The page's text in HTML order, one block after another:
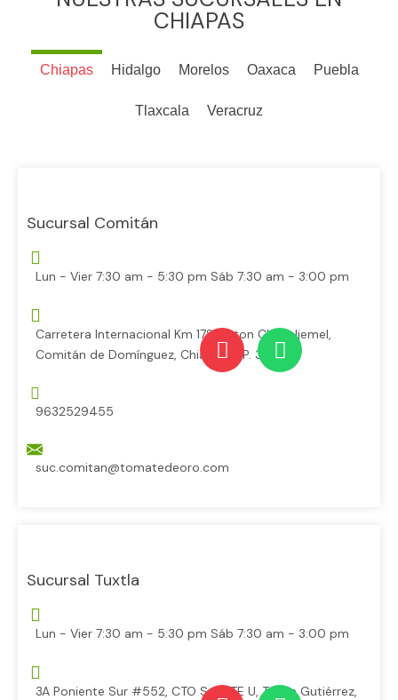
CHIAPAS
Chiapas Hidalgo Morelos Oaxaca Puebla
Tlaxcala Veracruz
Sucursal Comitán
Lun - Vier 7:30 am - 5:30 pm Sáb 7:30 am - 3:00 pm
Carretera Internacional Km 178, Jaton Chucaljemel,
Comitán de Domínguez, Chiapas C.P. 30093
9632529455
suc.comitan@tomatedeoro.com
Sucursal Tuxtla
Lun - Vier 7:30 am - 5:30 pm Sáb 7:30 am - 3:00 pm
3A Poniente Sur #552, CTO Sur PTE U, Tuxtla Gutiérrez,